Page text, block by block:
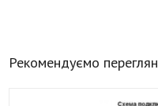
Рекомендуємо